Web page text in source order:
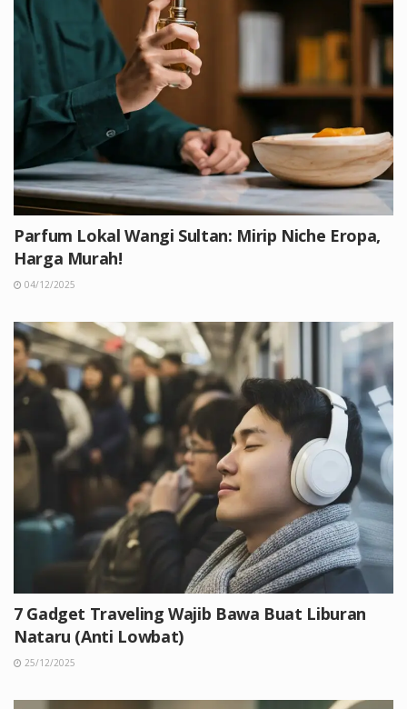
Parfum Lokal Wangi Sultan: Mirip Niche Eropa,
Harga Murah!
04/12/2025
7 Gadget Traveling Wajib Bawa Buat Liburan
Nataru (Anti Lowbat)
25/12/2025